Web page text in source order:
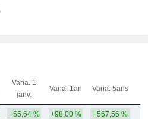
Varia. 1
janv.
Varia. 1an Varia. 5ans
+55,64 % +98,00 % +567,56 %